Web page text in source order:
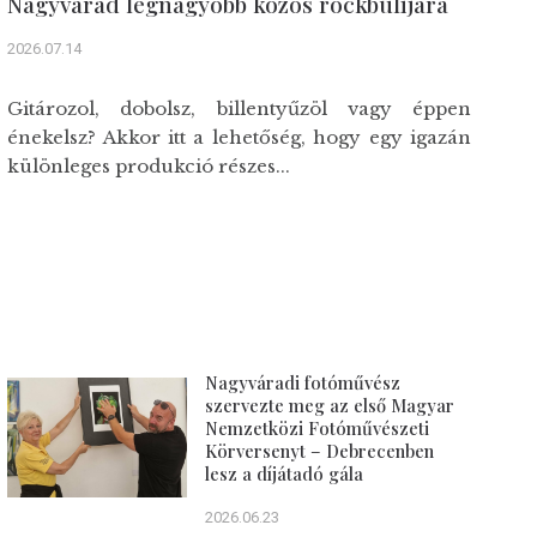
2026.07.14
Gitározol, dobolsz, billentyűzöl vagy éppen
énekelsz? Akkor itt a lehetőség, hogy egy igazán
különleges produkció részes...
Nagyváradi fotóművész
szervezte meg az első Magyar
Nemzetközi Fotóművészeti
Körversenyt – Debrecenben
lesz a díjátadó gála
2026.06.23